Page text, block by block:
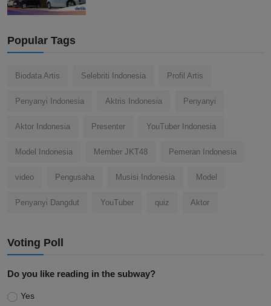
Popular Tags
Biodata Artis Selebriti Indonesia Profil Artis
Penyanyi Indonesia Aktris Indonesia Penyanyi
Aktor Indonesia Presenter YouTuber Indonesia
Model Indonesia Member JKT48 Pemeran Indonesia
video Pengusaha Musisi Indonesia Model
Penyanyi Dangdut YouTuber quiz Aktor
Voting Poll
Do you like reading in the subway?
Yes